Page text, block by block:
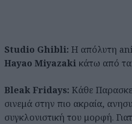
Studio Ghibli: Η απόλυτη
Hayao Miyazaki κάτω από τα
Bleak Fridays: Κάθε
σινεμά στην πιο ακραία,
συγκλονιστική του μορφή.